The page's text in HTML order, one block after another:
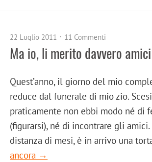
22 Luglio 2011 11 Commenti
Ma io, li merito davvero
Quest’anno, il giorno del mio
reduce dal funerale di mio zio.
praticamente non ebbi modo né di
(figurarsi), né di incontrare gli amici.
distanza di mesi, è in arrivo una
ancora →